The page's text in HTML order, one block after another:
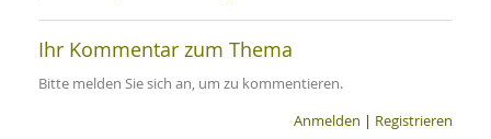
Ihr Kommentar zum Thema
Bitte melden Sie sich an, um zu kommentieren.
Anmelden | Registrieren